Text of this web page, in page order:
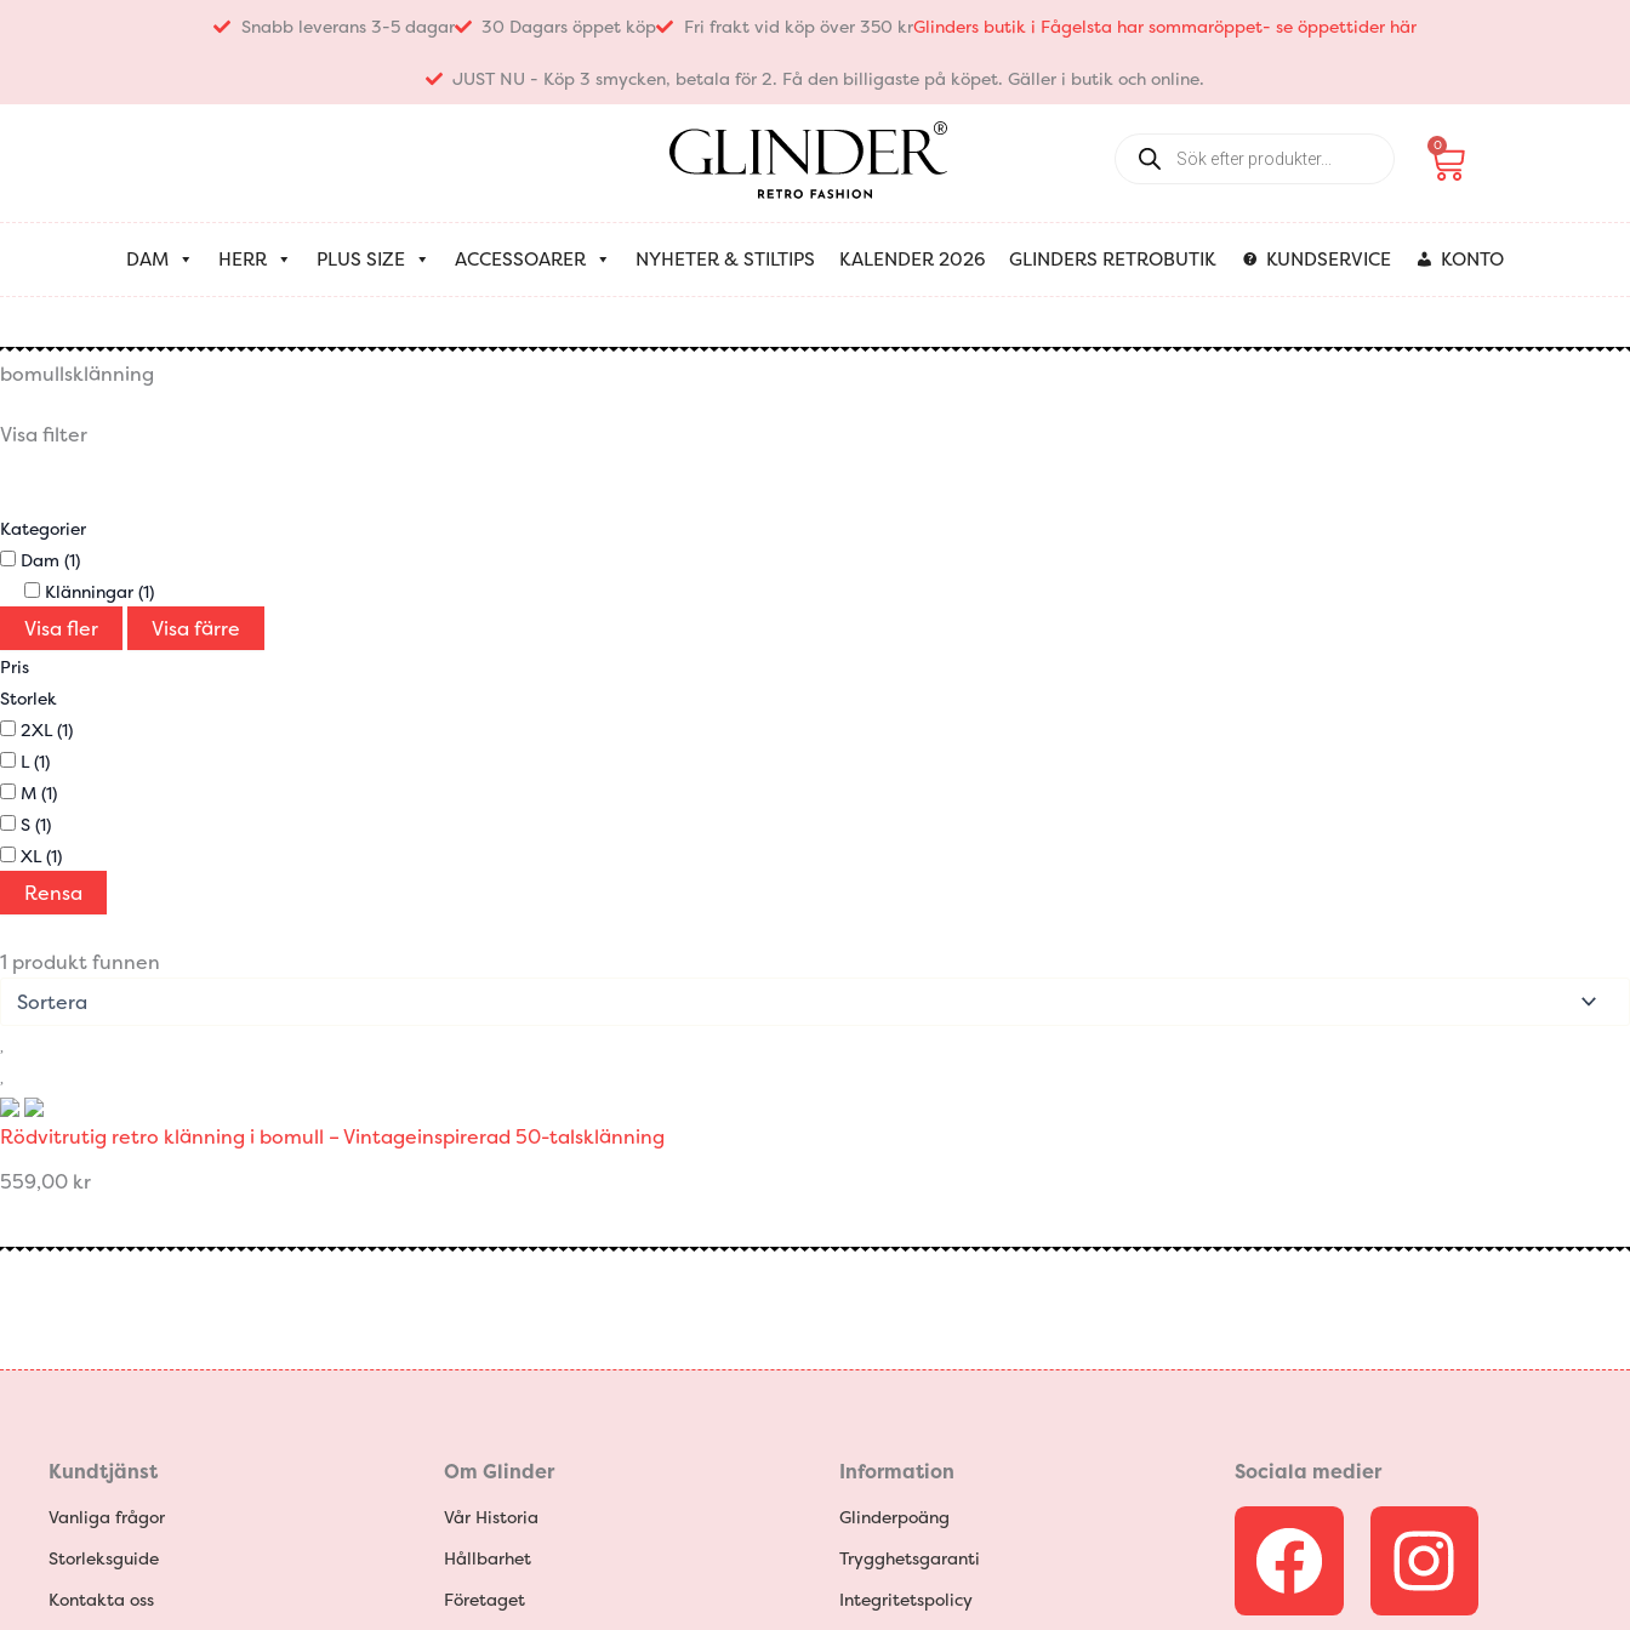
Snabb leverans 3-5 dagar 30 Dagars öppet köp Fri frakt vid köp över 350 krGlinders butik i Fågelsta har sommaröppet- se öppettider här
JUST NU - Köp 3 smycken, betala för 2. Få den billigaste på köpet. Gäller i butik och online.
search
0
Varukorg
DAM HERR PLUS SIZE ACCESSOARER NYHETER & STILTIPS KALENDER 2026 GLINDERS RETROBUTIK KUNDSERVICE KONTO
bomullsklänning
Visa filter
Kategorier
Dam (1)
Klänningar (1)
Visa fler Visa färre
Pris
Storlek
2XL (1)
L (1)
M (1)
S (1)
XL (1)
Rensa
1 produkt funnen
Rödvitrutig retro klänning i bomull – Vintageinspirerad 50-talsklänning
559,00 kr
Kundtjänst
Vanliga frågor
Storleksguide
Kontakta oss
Om Glinder
Vår Historia
Hållbarhet
Företaget
Information
Glinderpoäng
Trygghetsgaranti
Integritetspolicy
Sociala medier
F
a
I
n